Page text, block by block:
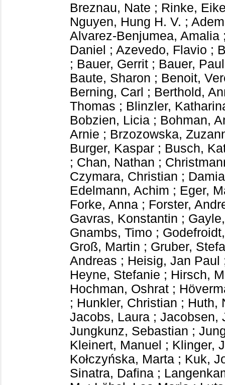
Breznau, Nate ; Rinke,
Nguyen, Hung H. V. ;
Alvarez-Benjumea, Amalia
Daniel ; Azevedo, Flavio ;
; Bauer, Gerrit ; Bauer,
Baute, Sharon ; Benoit,
Berning, Carl ; Berthold,
Thomas ; Blinzler,
Bobzien, Licia ; Bohman,
Arnie ; Brzozowska,
Burger, Kaspar ; Busch,
; Chan, Nathan ;
Czymara, Christian ;
Edelmann, Achim ; Eger,
Forke, Anna ; Forster,
Gavras, Konstantin ;
Gnambs, Timo ;
Groß, Martin ; Gruber,
Andreas ; Heisig, Jan Paul
Heyne, Stefanie ; Hirsch,
Hochman, Oshrat ;
; Hunkler, Christian ; Huth,
Jacobs, Laura ; Jacobsen,
Jungkunz, Sebastian ;
Kleinert, Manuel ; Klinger,
Kołczyńska, Marta ; Kuk,
Sinatra, Dafina ;